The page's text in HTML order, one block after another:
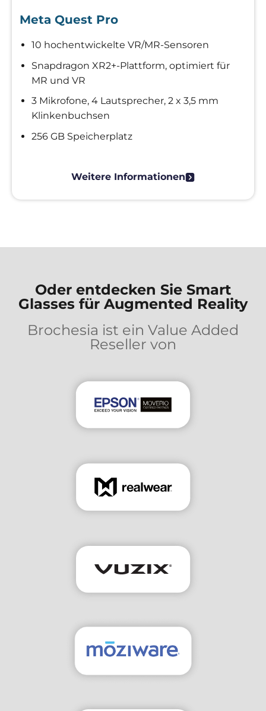
Meta Quest Pro
10 hochentwickelte VR/MR-Sensoren
Snapdragon XR2+-Plattform, optimiert für
MR und VR
3 Mikrofone, 4 Lautsprecher, 2 x 3,5 mm
Klinkenbuchsen
256 GB Speicherplatz
Weitere Informationen
Oder entdecken Sie Smart
Glasses für Augmented Reality
Brochesia ist ein Value Added
Reseller von